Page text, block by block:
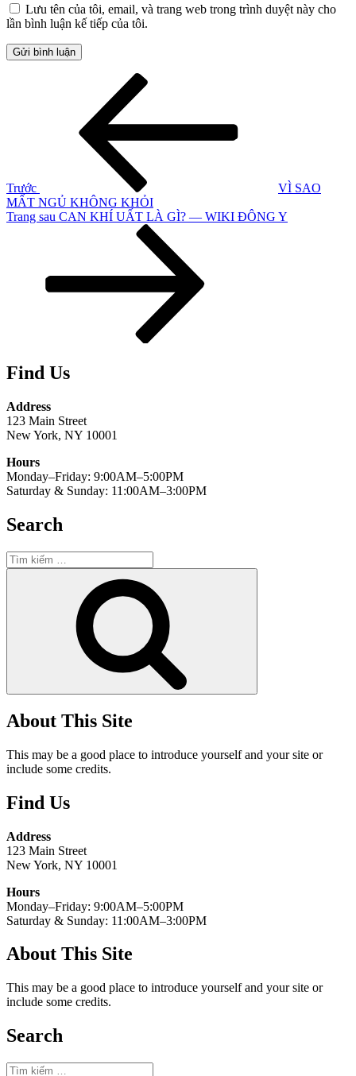
Lưu tên của tôi, email, và trang web trong trình duyệt này cho
lần bình luận kế tiếp của tôi.
Trước
VÌ SAO
MẤT NGỦ KHÔNG KHỎI
Bài
Trang sau CAN KHÍ UẤT LÀ GÌ? — WIKI ĐÔNG Y
Find Us
Address
123 Main Street
New York, NY 10001
Hours
Monday–Friday: 9:00AM–5:00PM
Saturday & Sunday: 11:00AM–3:00PM
Search
Tìm
kiếm:
About This Site
This may be a good place to introduce yourself and your site or
include some credits.
Find Us
Address
123 Main Street
New York, NY 10001
Hours
Monday–Friday: 9:00AM–5:00PM
Saturday & Sunday: 11:00AM–3:00PM
About This Site
This may be a good place to introduce yourself and your site or
include some credits.
Search
Tìm